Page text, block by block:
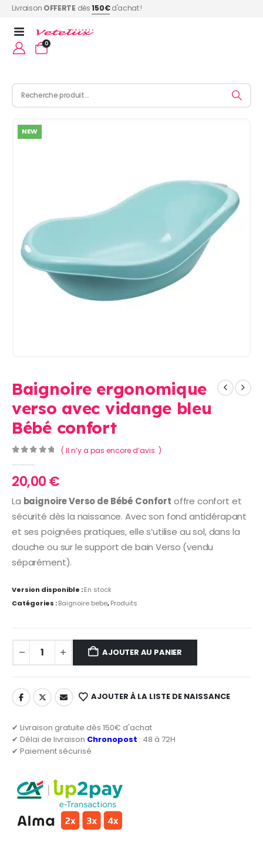
Livraison OFFERTE dès150€d'achat !
0
NEW
Baignoire ergonomique
verso avec vidange bleu
Bébé confort
( Il n’y a pas encore d’avis. )
20,00€
La baignoire Verso de Bébé Confort offre confort et
sécurité dès la naissance. Avec son fond antidérapant
et ses poignées pratiques, elle s’utilise au sol, dans la
douche ou sur le support de bain Verso (vendu
séparément).
Version disponible :En stock
Catégories :Baignoire bebe,Produits
AJOUTER AU PANIER
AJOUTER À LA LISTE DE NAISSANCE
✔ Livraison gratuite dès 150€ d'achat
✔ Délai de livraison Chronopost : 48 à 72H
✔ Paiement sécurisé